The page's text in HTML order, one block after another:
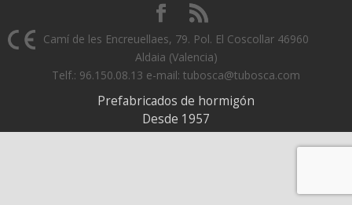
Camí de les Encreuellaes, 79. Pol. El Coscollar 46960
Aldaia (Valencia)
Telf.: 96.150.08.13 e-mail: tubosca@tubosca.com
Prefabricados de hormigón
Desde 1957